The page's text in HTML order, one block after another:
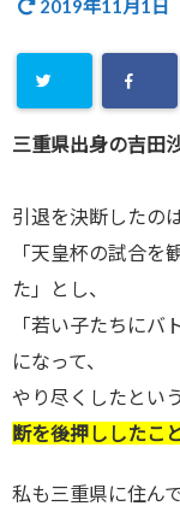
2019年11月1日
三重県出身の吉田
引退を決断したの
「天皇杯の試合を
た」とし、
「若い子たちにバ
になって、
やり尽くしたとい
断を後押ししたこ
私も三重県に住ん